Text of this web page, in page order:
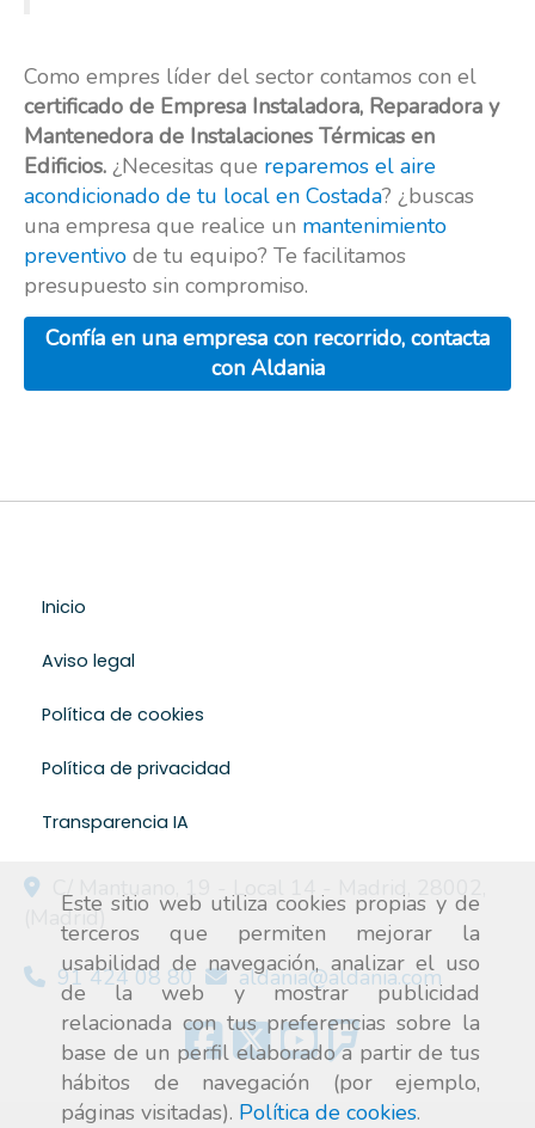
Este sitio web utiliza cookies propias y de
terceros que permiten mejorar la
usabilidad de navegación, analizar el uso
de la web y mostrar publicidad
relacionada con tus preferencias sobre la
base de un perfil elaborado a partir de tus
hábitos de navegación (por ejemplo,
páginas visitadas). Política de cookies.
Como empres líder del sector contamos con el
certificado de Empresa Instaladora, Reparadora y
Mantenedora de Instalaciones Térmicas en
Edificios. ¿Necesitas que reparemos el aire
acondicionado de tu local en Costada? ¿buscas
una empresa que realice un mantenimiento
preventivo de tu equipo? Te facilitamos
presupuesto sin compromiso.
Confía en una empresa con recorrido, contacta
con Aldania
Inicio
Aviso legal
Política de cookies
Política de privacidad
Transparencia IA
C/ Mantuano, 19 - Local 14 - Madrid 28002
(Madrid)
91 424 08 80 aldania aldania.com